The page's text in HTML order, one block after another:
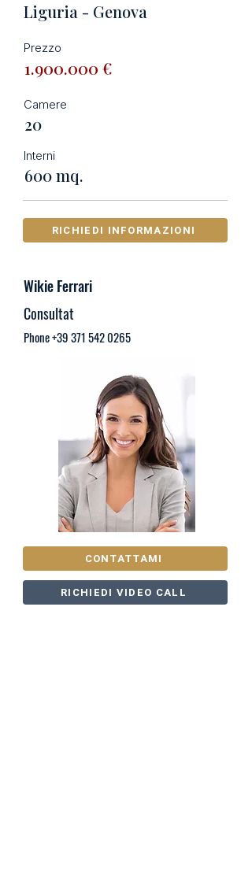
Liguria - Genova
Prezzo
1.900.000 €
Camere
20
Interni
600 mq.
RICHIEDI INFORMAZIONI
Wikie Ferrari
Consultat
Phone+39 371 542 0265
CONTATTAMI
RICHIEDI VIDEO CALL